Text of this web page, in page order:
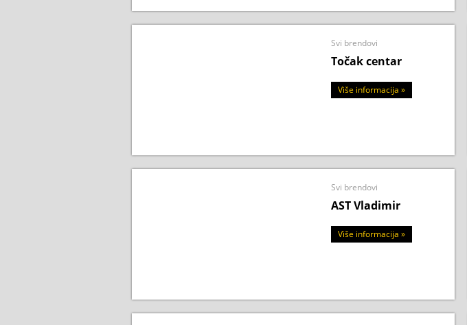
Svi brendovi
Točak centar
Više informacija »
Svi brendovi
AST Vladimir
Više informacija »